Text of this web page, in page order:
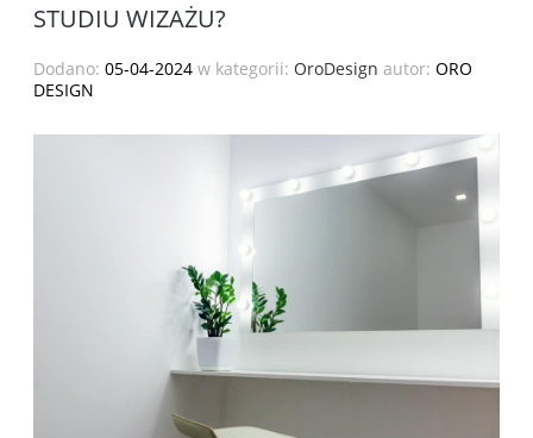
STUDIU WIZAŻU?
Dodano: 05-04-2024 w kategorii: OroDesign autor: ORO
DESIGN